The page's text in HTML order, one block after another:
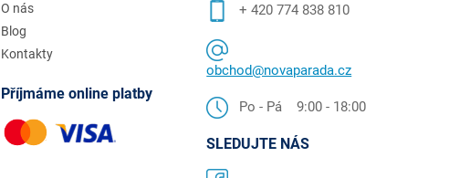
O nás
Blog
Kontakty
Příjmáme online platby
+ 420 774 838 810
obchod@novaparada.cz
Po - Pá 9:00 - 18:00
SLEDUJTE NÁS